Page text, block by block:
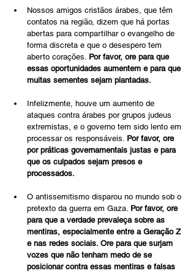
Nossos amigos cristãos árabes, que têm
contatos na região, dizem que há portas
abertas para compartilhar o evangelho de
forma discreta e que o desespero tem
aberto corações. Por favor, ore para que
essas oportunidades aumentem e para que
muitas sementes sejam plantadas.
Infelizmente, houve um aumento de
ataques contra árabes por grupos judeus
extremistas, e o governo tem sido lento em
processar os responsáveis. Por favor, ore
por práticas governamentais justas e para
que os culpados sejam presos e
processados.
O antissemitismo disparou no mundo sob o
pretexto da guerra em Gaza. Por favor, ore
para que a verdade prevaleça sobre as
mentiras, especialmente entre a Geração Z
e nas redes sociais. Ore para que surjam
vozes que não tenham medo de se
posicionar contra essas mentiras e falsas